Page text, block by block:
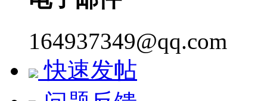
164937349@qq.com
快速发帖